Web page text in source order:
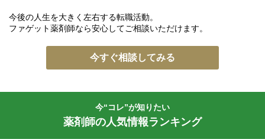
今後の人生を大きく左右する転職活動。
ファゲット薬剤師なら安心してご相談いただけます。
今すぐ相談してみる
今“コレ”が知りたい
薬剤師の人気情報ランキング